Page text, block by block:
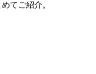
てご紹介。